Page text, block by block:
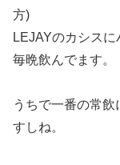
方)
LEJAYのカシス
毎晩飲んでます。
うちで一番の常
すしね。